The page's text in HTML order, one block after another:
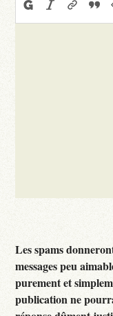
Les spams
messages peu
purement et
publication ne